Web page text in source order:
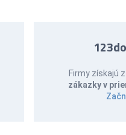
Firmy získajú
zákazky v